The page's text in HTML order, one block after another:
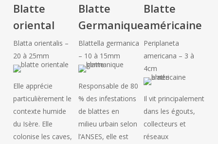
Blatte
oriental
Blatta orientalis –
20 à 25mm
Elle apprécie
particulièrement le
contexte humide
du Isère. Elle
colonise les caves,
Blatte
Germanique
Blattella germanica
– 10 à 15mm
Responsable de 80
% des infestations
de blattes en
milieu urbain selon
l’ANSES, elle est
Blatte
américaine
Periplaneta
americana – 3 à
4cm
Il vit principalement
dans les égouts,
collecteurs et
réseaux